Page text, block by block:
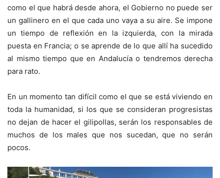
como el que habrá desde ahora, el Gobierno no puede ser
un gallinero en el que cada uno vaya a su aire. Se impone
un tiempo de reflexión en la izquierda, con la mirada
puesta en Francia; o se aprende de lo que allí ha sucedido
al mismo tiempo que en Andalucía o tendremos derecha
para rato.
En un momento tan difícil como el que se está viviendo en
toda la humanidad, si los que se consideran progresistas
no dejan de hacer el gilipollas, serán los responsables de
muchos de los males que nos sucedan, que no serán
pocos.